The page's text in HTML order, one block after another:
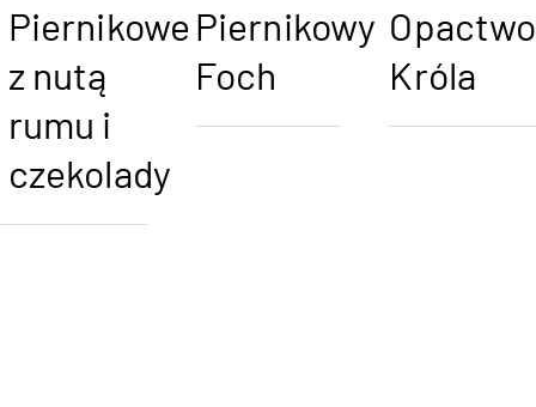
Piernikowe
z nutą
rumu i
czekolady
Piernikowy
Foch
Opactwo
Króla